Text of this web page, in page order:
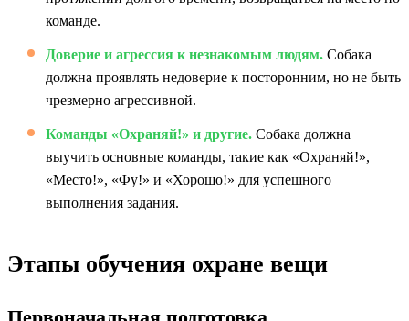
команде.
Доверие и агрессия к незнакомым людям. Собака
должна проявлять недоверие к посторонним, но не быть
чрезмерно агрессивной.
Команды «Охраняй!» и другие. Собака должна
выучить основные команды, такие как «Охраняй!»,
«Место!», «Фу!» и «Хорошо!» для успешного
выполнения задания.
Этапы обучения охране вещи